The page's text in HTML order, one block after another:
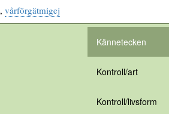
, vårförgätmigej
Kännetecken
Kontroll/art
Kontroll/livsform